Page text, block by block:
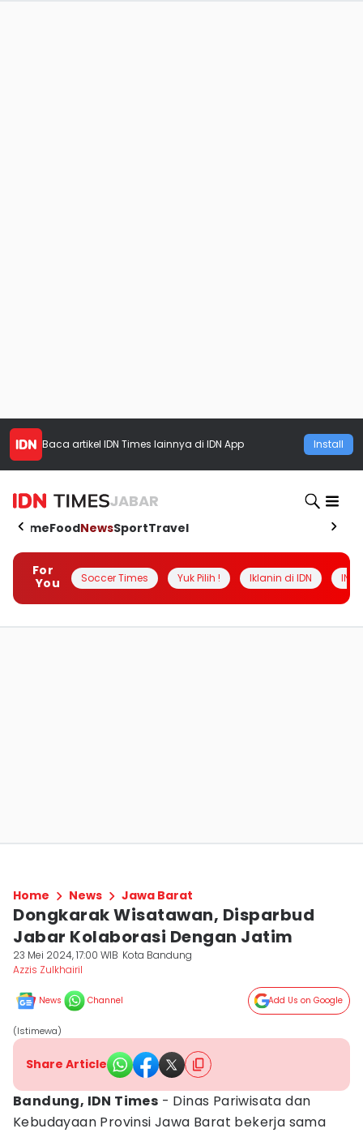
Baca artikel IDN Times lainnya di IDN App Install
JABAR
HomeFoodNewsSportTravel
For
You
Soccer Times Yuk Pilih ! Iklanin di IDN
Home News Jawa Barat
Dongkarak Wisatawan, Disparbud
Jabar Kolaborasi Dengan Jatim
23 Mei 2024, 17:00 WIB Kota Bandung
Azzis Zulkhairil
News Channel Add Us on Google
(Istimewa)
Share Article
Bandung, IDN Times - Dinas Pariwisata dan
Kebudayaan Provinsi Jawa Barat bekerja sama